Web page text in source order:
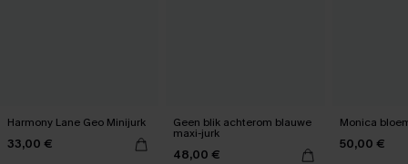
Harmony Lane Geo Minijurk
33,00 €
Geen blik achterom blauwe
maxi-jurk
48,00 €
Monica
50,00 €